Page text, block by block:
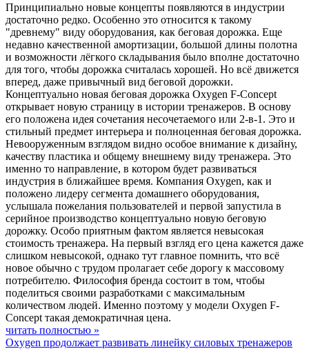
Принципиально новые концепты появляются в индустрии
достаточно редко. Особенно это относится к такому
"древнему" виду оборудования, как беговая дорожка. Еще
недавно качественной амортизации, большой длины полотна
и возможности лёгкого складывания было вполне достаточно
для того, чтобы дорожка считалась хорошей. Но всё движется
вперед, даже привычный вид беговой дорожки.
Концептуально новая беговая дорожка Oxygen F-Concept
открывает новую страницу в истории тренажеров. В основу
его положена идея сочетания несочетаемого или 2-в-1. Это и
стильный предмет интерьера и полноценная беговая дорожка.
Невооруженным взглядом видно особое внимание к дизайну,
качеству пластика и общему внешнему виду тренажера. Это
именно то направление, в котором будет развиваться
индустрия в ближайшее время. Компания Oxygen, как и
положено лидеру сегмента домашнего оборудования,
услышала пожелания пользователей и первой запустила в
серийное производство концептуально новую беговую
дорожку. Особо приятным фактом является невысокая
стоимость тренажера. На первый взгляд его цена кажется даже
слишком невысокой, однако тут главное помнить, что всё
новое обычно с трудом пролагает себе дорогу к массовому
потребителю. Философия бренда состоит в том, чтобы
поделиться своими разработками с максимальным
количеством людей. Именно поэтому у модели Oxygen F-
Concept такая демократичная цена.
читать полностью »
Oxygen продолжает развивать линейку силовых тренажеров